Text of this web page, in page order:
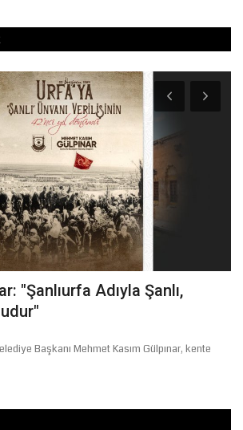
"Şanlıurfa Adıyla Şanlı,
Başkanı Mehmet Kasım Gülpınar, kente